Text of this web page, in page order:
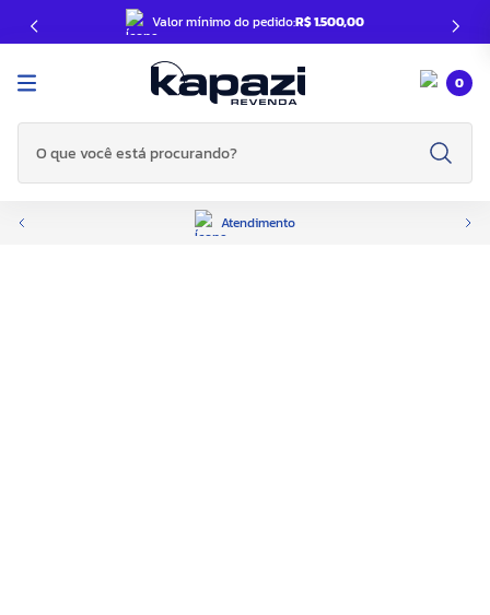
Valor mínimo do pedido:R$ 1.500,00
0
O que você está procurando?
Atendimento